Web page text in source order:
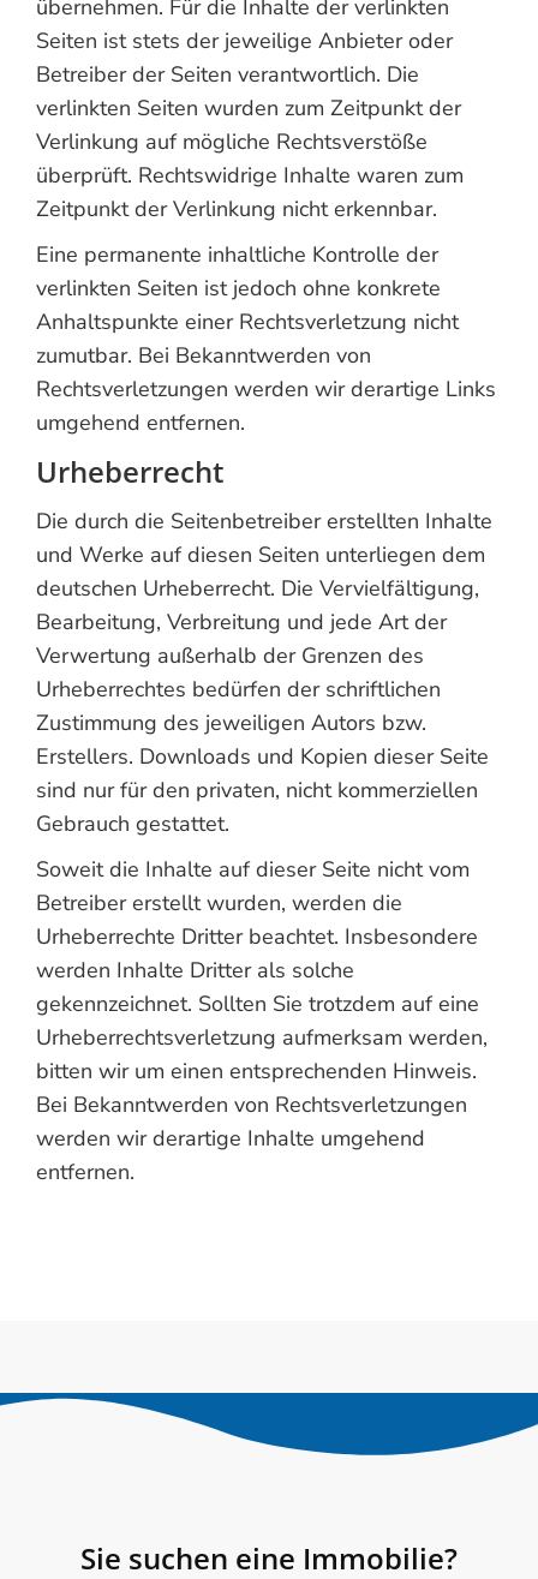
übernehmen. Für die Inhalte der verlinkten
Seiten ist stets der jeweilige Anbieter oder
Betreiber der Seiten verantwortlich. Die
verlinkten Seiten wurden zum Zeitpunkt der
Verlinkung auf mögliche Rechtsverstöße
überprüft. Rechtswidrige Inhalte waren zum
Zeitpunkt der Verlinkung nicht erkennbar.
Eine permanente inhaltliche Kontrolle der
verlinkten Seiten ist jedoch ohne konkrete
Anhaltspunkte einer Rechtsverletzung nicht
zumutbar. Bei Bekanntwerden von
Rechtsverletzungen werden wir derartige Links
umgehend entfernen.
Urheberrecht
Die durch die Seitenbetreiber erstellten Inhalte
und Werke auf diesen Seiten unterliegen dem
deutschen Urheberrecht. Die Vervielfältigung,
Bearbeitung, Verbreitung und jede Art der
Verwertung außerhalb der Grenzen des
Urheberrechtes bedürfen der schriftlichen
Zustimmung des jeweiligen Autors bzw.
Erstellers. Downloads und Kopien dieser Seite
sind nur für den privaten, nicht kommerziellen
Gebrauch gestattet.
Soweit die Inhalte auf dieser Seite nicht vom
Betreiber erstellt wurden, werden die
Urheberrechte Dritter beachtet. Insbesondere
werden Inhalte Dritter als solche
gekennzeichnet. Sollten Sie trotzdem auf eine
Urheberrechtsverletzung aufmerksam werden,
bitten wir um einen entsprechenden Hinweis.
Bei Bekanntwerden von Rechtsverletzungen
werden wir derartige Inhalte umgehend
entfernen.
Sie suchen eine Immobilie?